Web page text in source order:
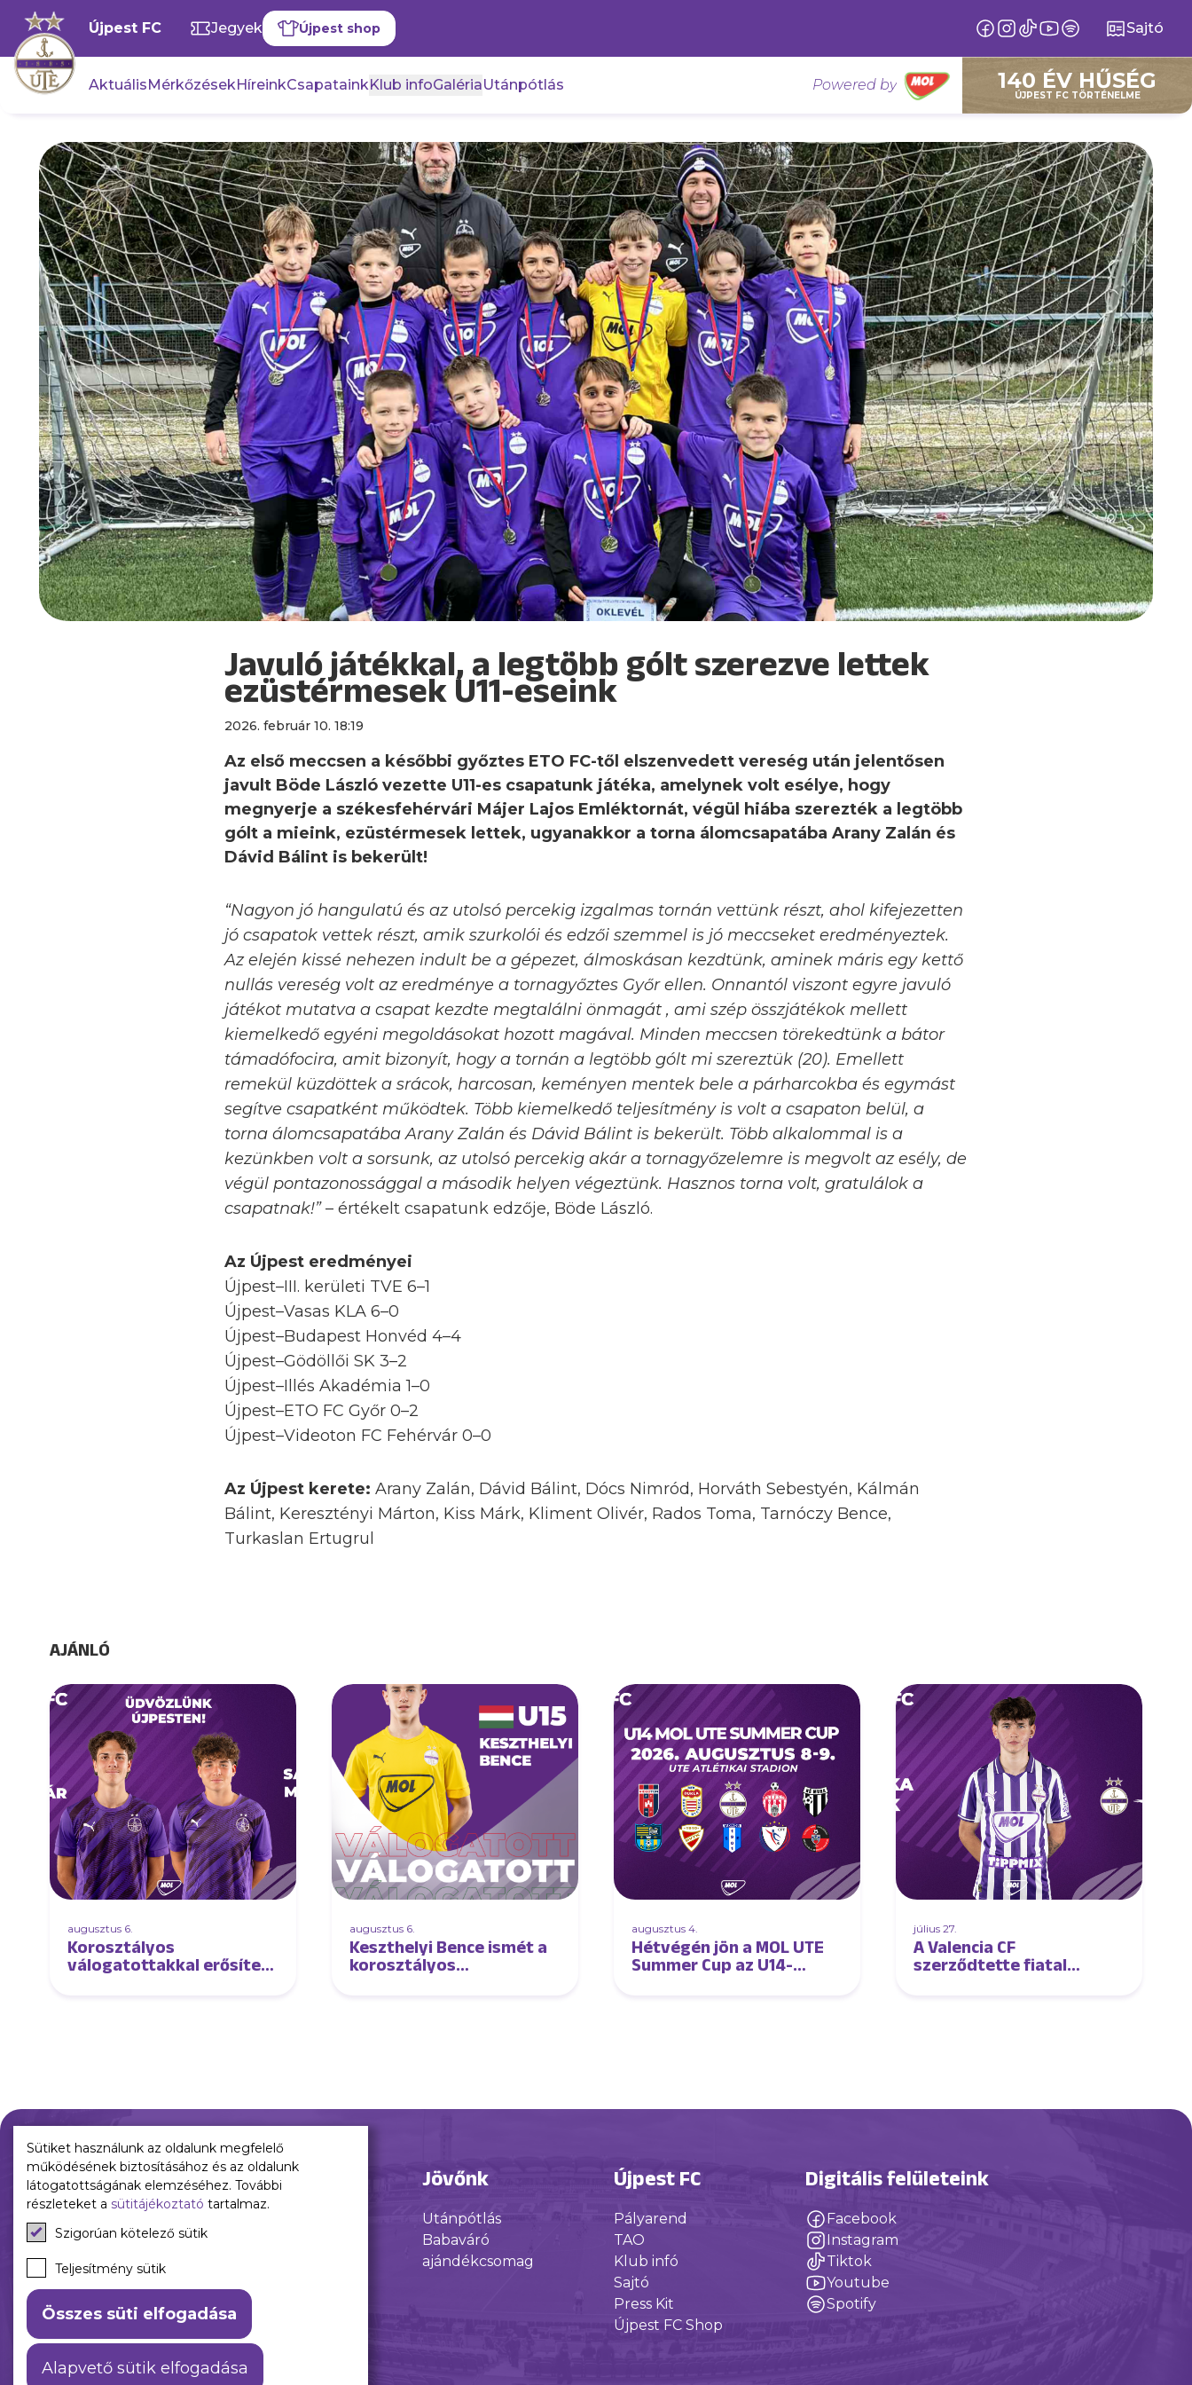
Újpest FC Jegyek Újpest shop Sajtó
AktuálisMérkőzésekHíreinkCsapatainkKlub infoGalériaUtánpótlás Powered by 140 ÉV HŰSÉG
ÚJPEST FC TÖRTÉNELME
Javuló játékkal, a legtöbb gólt szerezve lettek
ezüstérmesek U11-eseink
2026. február 10. 18:19
Az első meccsen a későbbi győztes ETO FC-től elszenvedett vereség után jelentősen
javult Böde László vezette U11-es csapatunk játéka, amelynek volt esélye, hogy
megnyerje a székesfehérvári Májer Lajos Emléktornát, végül hiába szerezték a legtöbb
gólt a mieink, ezüstérmesek lettek, ugyanakkor a torna álomcsapatába Arany Zalán és
Dávid Bálint is bekerült!
“Nagyon jó hangulatú és az utolsó percekig izgalmas tornán vettünk részt, ahol kifejezetten
jó csapatok vettek részt, amik szurkolói és edzői szemmel is jó meccseket eredményeztek.
Az elején kissé nehezen indult be a gépezet, álmoskásan kezdtünk, aminek máris egy kettő
nullás vereség volt az eredménye a tornagyőztes Győr ellen. Onnantól viszont egyre javuló
játékot mutatva a csapat kezdte megtalálni önmagát , ami szép összjátékok mellett
kiemelkedő egyéni megoldásokat hozott magával. Minden meccsen törekedtünk a bátor
támadófocira, amit bizonyít, hogy a tornán a legtöbb gólt mi szereztük (20). Emellett
remekül küzdöttek a srácok, harcosan, keményen mentek bele a párharcokba és egymást
segítve csapatként működtek. Több kiemelkedő teljesítmény is volt a csapaton belül, a
torna álomcsapatába Arany Zalán és Dávid Bálint is bekerült. Több alkalommal is a
kezünkben volt a sorsunk, az utolsó percekig akár a tornagyőzelemre is megvolt az esély, de
végül pontazonossággal a második helyen végeztünk. Hasznos torna volt, gratulálok a
csapatnak!”– értékelt csapatunk edzője, Böde László.
Az Újpest eredményei
Újpest–III. kerületi TVE 6–1
Újpest–Vasas KLA 6–0
Újpest–Budapest Honvéd 4–4
Újpest–Gödöllői SK 3–2
Újpest–Illés Akadémia 1–0
Újpest–ETO FC Győr 0–2
Újpest–Videoton FC Fehérvár 0–0
Az Újpest kerete:Arany Zalán, Dávid Bálint, Dócs Nimród, Horváth Sebestyén, Kálmán
Bálint, Keresztényi Márton, Kiss Márk, Kliment Olivér, Rados Toma, Tarnóczy Bence,
Turkaslan Ertugrul
AJÁNLÓ
augusztus 6.
Korosztályos
válogatottakkal erősített
augusztus 6.
Keszthelyi Bence ismét a
korosztályos
augusztus 4.
Hétvégén jön a MOL UTE
Summer Cup az U14-
július 27.
A Valencia CF
szerződtette fiatal
Múltunk
Történelmünk
Jelenünk Jövőnk
Utánpótlás
Babaváró
ajándékcsomag
Újpest FC
Pályarend
TAO
Klub infó
Sajtó
Press Kit
Újpest FC Shop
Digitális felületeink
Facebook
Instagram
Tiktok
Youtube
Spotify
Sütiket használunk az oldalunk megfelelő
működésének biztosításához és az oldalunk
látogatottságának elemzéséhez. További
részleteket a sütitájékoztató tartalmaz.
Szigorúan kötelező sütik
Teljesítmény sütik
Összes süti elfogadása
Alapvető sütik elfogadása